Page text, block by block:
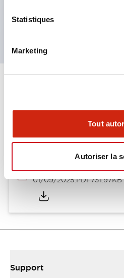
Statistiques
Marketing
Tout
Autoriser la
Produits certifiés UL, CSA
normes EN. (Sauf buzzer)
Catalogues Et Brochures
LW Catalog
01/09/2025.PDF731.97KB
Support